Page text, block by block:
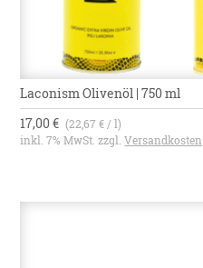
Laconism Olivenöl | 750 ml
17,00 € (22,67 € / l)
inkl. 7% MwSt. zzgl.Versandkosten